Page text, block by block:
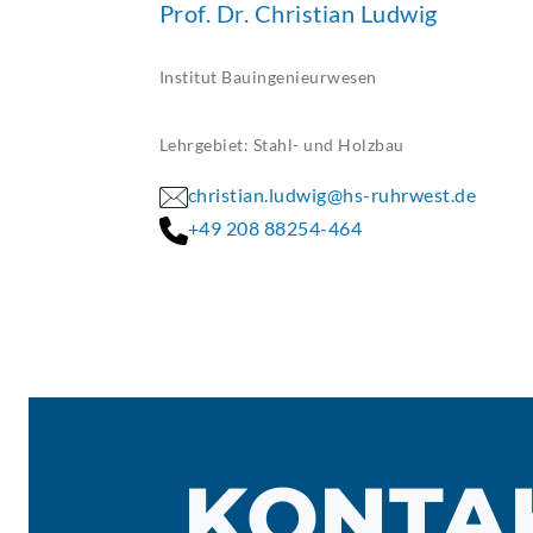
Prof. Dr. Christian Ludwig
Institut Bauingenieurwesen
Lehrgebiet: Stahl- und Holzbau
christian.ludwig@hs-ruhrwest.de
+49 208 88254-464